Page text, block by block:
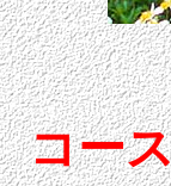
コー